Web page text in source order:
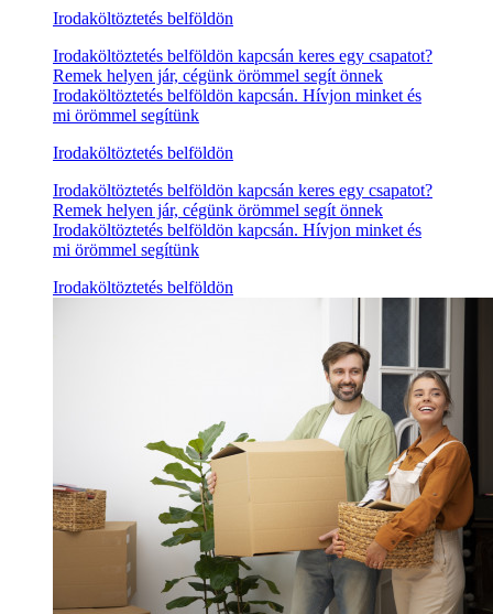
Irodaköltöztetés belföldön
Irodaköltöztetés belföldön kapcsán keres egy csapatot?
Remek helyen jár, cégünk örömmel segít önnek
Irodaköltöztetés belföldön kapcsán. Hívjon minket és
mi örömmel segítünk
Irodaköltöztetés belföldön
Irodaköltöztetés belföldön kapcsán keres egy csapatot?
Remek helyen jár, cégünk örömmel segít önnek
Irodaköltöztetés belföldön kapcsán. Hívjon minket és
mi örömmel segítünk
Irodaköltöztetés belföldön